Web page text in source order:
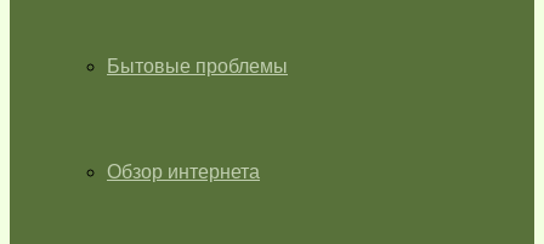
Бытовые проблемы
Обзор интернета